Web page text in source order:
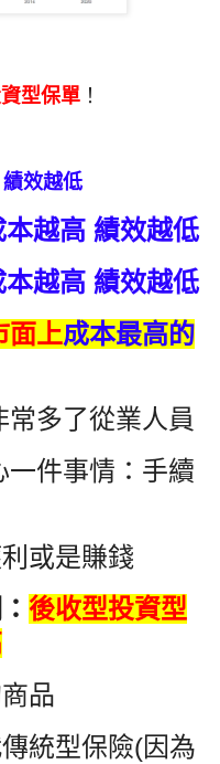
型保單 ！
效越低
越高 績效越低
越高 績效越低
面上成本最高的
多了從業人員
一件事情：手續
或是賺錢
後收型投資型
品
統型保險(因為